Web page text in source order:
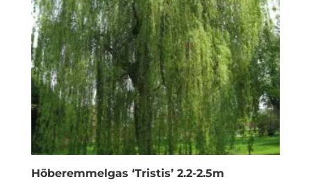
Hõberemmelgas ‘Tristis’ 2.2-2.5m